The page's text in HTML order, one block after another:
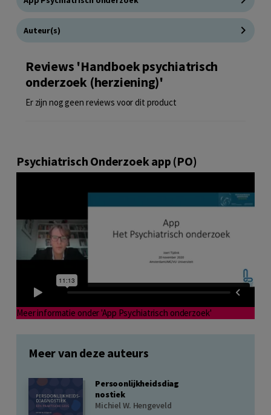
Auteur(s)
Reviews 'Handboek psychiatrisch
onderzoek (herziening)'
Er zijn nog geen reviews voor dit product
Psychiatrisch Onderzoek app (PO)
Meer informatie onder 'App Psychiatrisch onderzoek'
Meer van deze auteurs
Persoonlijkheidsdiag
nostiek
Michiel W. Hengeveld